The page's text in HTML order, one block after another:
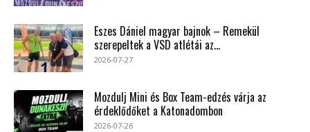
Eszes Dániel magyar bajnok – Remekül
szerepeltek a VSD atlétái az...
2026-07-27
Mozdulj Mini és Box Team-edzés várja az
érdeklődőket a Katonadombon
2026-07-26